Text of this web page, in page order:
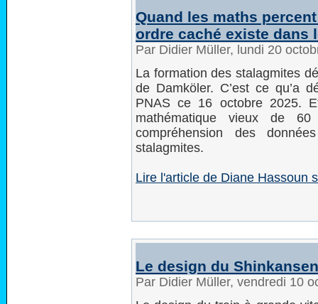
Quand les maths
ordre caché existe dans
Par Didier Müller, lundi 20
La formation des stalagmites
de Damköler. C’est ce qu’a
PNAS ce 16 octobre 2025.
mathématique vieux de
compréhension des
stalagmites.
Lire l'article de Diane Hassoun
Le design du Shinkansen
Par Didier Müller, vendredi 10